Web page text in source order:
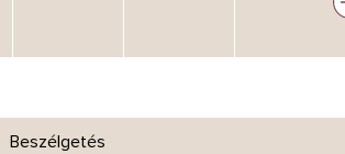
Beszélgetés